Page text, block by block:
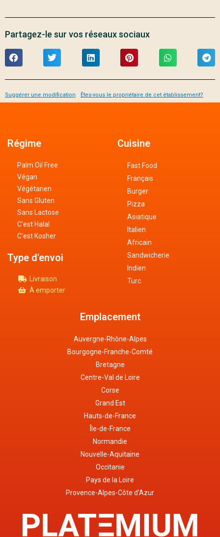
Partagez-le sur vos réseaux sociaux
Suggérer une modification Êtes-vous le propriétaire de cet établissement?
Emplacement
Auvergne-Rhône-Alpes
Bourgogne-Franche-Comté
Bretagne
Centre-Val de Loire
Corse
Grand Est
Hauts-de-France
Île-de-France
Normandie
Nouvelle-Aquitaine
Occitanie
Pays de la Loire
Provence-Alpes-Côte d’Azur
Cuisine
Fast Food
Français
Burger
Pizza
Asiatique
Italien
Africain
Sandwicherie
Indien
Turc
Régime
Palm Oil Free
Végan
Végétarien
Sans Gluten
Sans Lactose
C’est Halal
C’est Kosher
Type d'envoi
Livraison
À emporter